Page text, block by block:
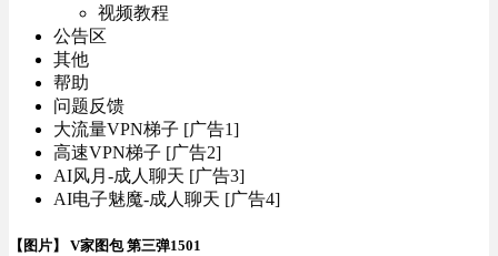
视频教程
公告区
其他
帮助
问题反馈
大流量VPN梯子 [广告1]
高速VPN梯子 [广告2]
AI风月-成人聊天 [广告3]
AI电子魅魔-成人聊天 [广告4]
【图片】 V家图包 第三弹1501